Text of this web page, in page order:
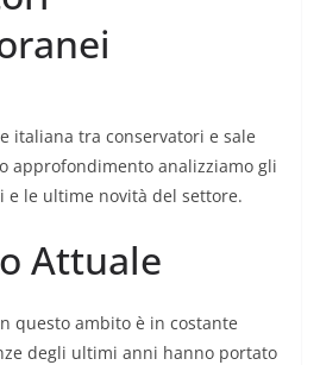
italiana tra conservatori e sale
approfondimento analizziamo gli
le ultime novità del settore.
Attuale
questo ambito è in costante
degli ultimi anni hanno portato